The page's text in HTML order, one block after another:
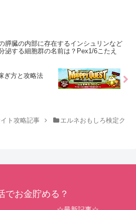
膵臓の内部に存在するインシュリンなど
泌する細胞群の名前は？Pex1/6こたえ
ぎ方と攻略法
ト攻略記事
エルネおもしろ検定ク
でお金貯める？